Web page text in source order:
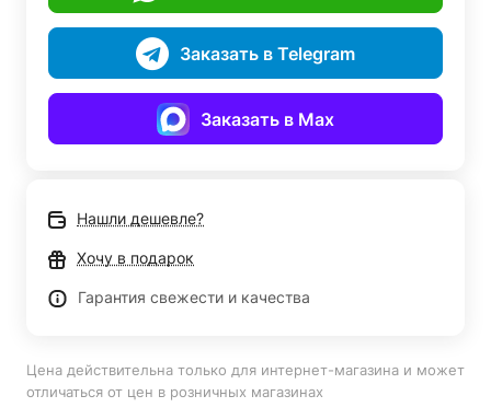
Заказать в Telegram
Заказать в Max
Нашли дешевле?
Хочу в подарок
Гарантия свежести и качества
Цена действительна только для интернет-магазина и может
отличаться от цен в розничных магазинах